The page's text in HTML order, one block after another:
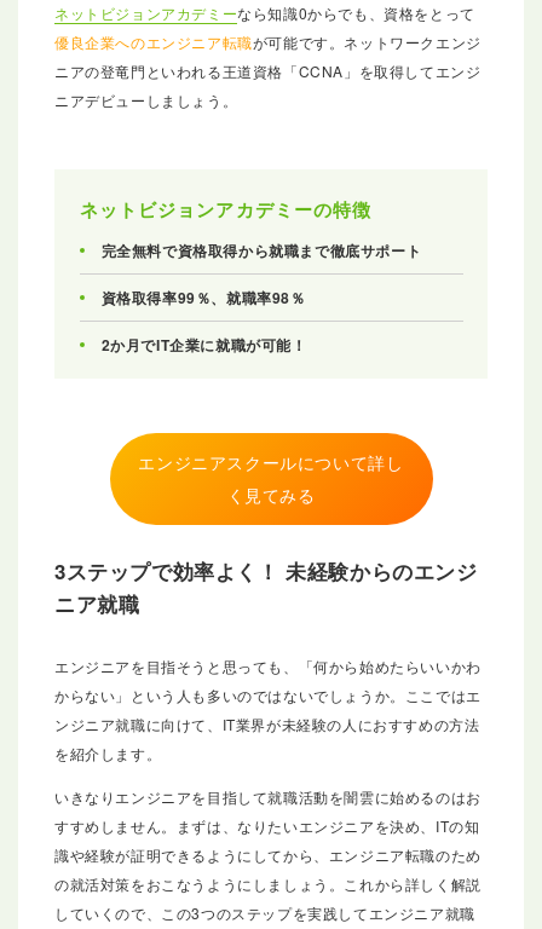
ネットビジョンアカデミーなら知識0からでも、資格をとって
優良企業へのエンジニア転職が可能です。ネットワークエンジ
ニアの登竜門といわれる王道資格「CCNA」を取得してエンジ
ニアデビューしましょう。
ネットビジョンアカデミーの特徴
完全無料で資格取得から就職まで徹底サポート
資格取得率99％、就職率98％
2か月でIT企業に就職が可能！
エンジニアスクールについて詳し
く見てみる
3ステップで効率よく！ 未経験からのエンジ
ニア就職
エンジニアを目指そうと思っても、「何から始めたらいいかわ
からない」という人も多いのではないでしょうか。ここではエ
ンジニア就職に向けて、IT業界が未経験の人におすすめの方法
を紹介します。
いきなりエンジニアを目指して就職活動を闇雲に始めるのはお
すすめしません。まずは、なりたいエンジニアを決め、ITの知
識や経験が証明できるようにしてから、エンジニア転職のため
の就活対策をおこなうようにしましょう。これから詳しく解説
していくので、この3つのステップを実践してエンジニア就職